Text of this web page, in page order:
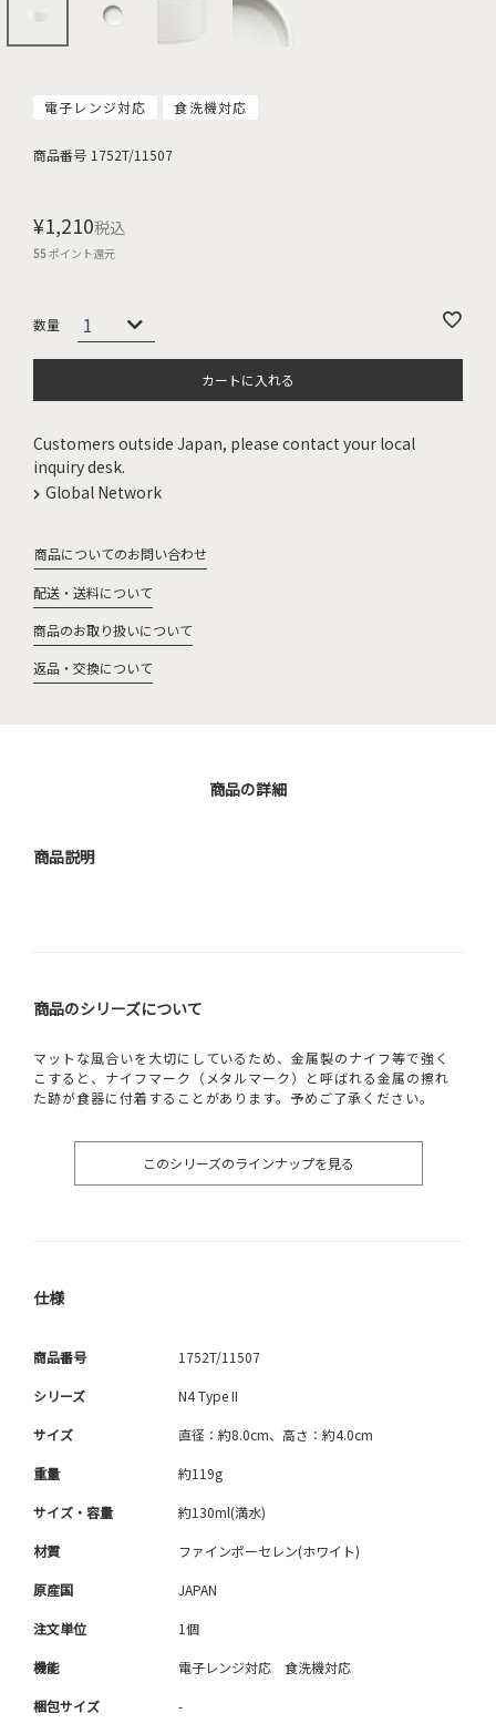
電子レンジ対応 食洗機対応
商品番号 1752T/11507
¥1,210税込
55ポイント還元
カートに入れる
Customers outside Japan, please contact your local
inquiry desk.
Global Network
商品についてのお問い合わせ
配送・送料について
商品のお取り扱いについて
返品・交換について
商品の詳細
商品説明
商品のシリーズについて
マットな風合いを大切にしているため、金属製のナイフ等で強く
こすると、ナイフマーク（メタルマーク）と呼ばれる金属の擦れ
た跡が食器に付着することがあります。予めご了承ください。
このシリーズのラインナップを見る
仕様
商品番号 1752T/11507
シリーズ N4 Type II
サイズ 直径：約8.0cm、高さ：約4.0cm
重量 約119g
サイズ・容量 約130ml(満水)
材質 ファインポーセレン(ホワイト)
原産国 JAPAN
注文単位 1個
機能 電子レンジ対応 食洗機対応
梱包サイズ -